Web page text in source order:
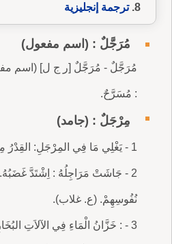
ترجمة إنجليزية
مُرَجَّلٌ : (اسم مفعول)
مُرَجَّلٌ - مُرَجَّلٌ [ر ج ل] (اسم
: مُسَرَّحٌ.
مِرْجَلٌ : (جامد)
1 - يَغْلِي مَا فِي المِرْجَلِ: القِدْرُ مِنْ طِينٍ أَوْ مَعْدِنٍ.
2 - جَاشَتْ مَرَاجِلُهُ : اِشْتَدَّ
نُفُوسِهِمْ. (ع. غلاب).
3 - : خَزَّانُ الْمَاءِ فِي الآلاَتِ البُخَارِيَّةِ.